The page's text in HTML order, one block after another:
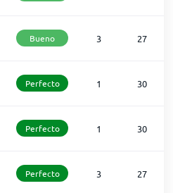
Bueno 3 27
Perfecto 1 30
Perfecto 1 30
Perfecto 3 27